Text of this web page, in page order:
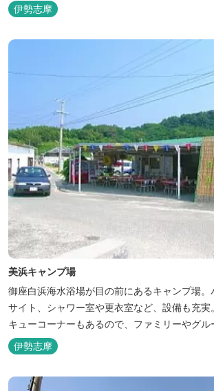
伊勢志摩
美浜キャンプ場
御座白浜海水浴場が目の前にあるキャンプ場。
サイト、シャワー室や更衣室など、設備も充
キューコーナーもあるので、ファミリーやグル
ことができます。
伊勢志摩